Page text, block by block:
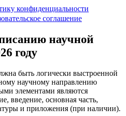
конфиденциальности
соглашение
научной
году
быть логически выстроенной
научному направлению
элементами являются
введение, основная часть,
и приложения (при наличии).